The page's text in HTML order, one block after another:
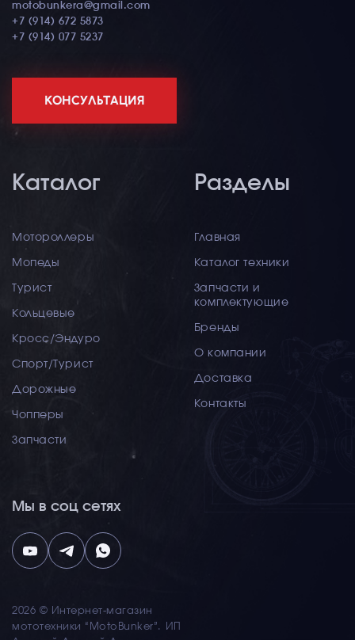
motobunkera@gmail.com
+7 (914) 672 5873
+7 (914) 077 5237
КОНСУЛЬТАЦИЯ
2026 © Интернет-магазин
мототехники “MotoBunker”. ИП
Каталог
Мотороллеры
Мопеды
Турист
Кольцевые
Кросс/Эндуро
Спорт/Турист
Дорожные
Чопперы
Запчасти
Разделы
Главная
Каталог техники
Запчасти и
комплектующие
Бренды
О компании
Доставка
Контакты
Мы в соц сетях